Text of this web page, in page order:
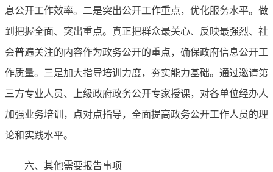
息公开工作效率。二是突出公开工作重点，优化服务水平。做
到把握全面、突出重点。真正把群众最关心、反映最强烈、社
会普遍关注的内容作为政务公开的重点，确保政府信息公开工
作质量。三是加大指导培训力度，夯实能力基础。通过邀请第
三方专业人员、上级政府政务公开专家授课，对各单位经办人
加强业务培训，点对点指导，全面提高政务公开工作人员的理
论和实践水平。
六、其他需要报告事项